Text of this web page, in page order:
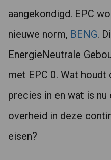
aangekondigd. EPC
nieuwe norm, BENG.
EnergieNeutrale
met EPC 0. Wat houdt
precies in en wat is
overheid in deze
eisen?